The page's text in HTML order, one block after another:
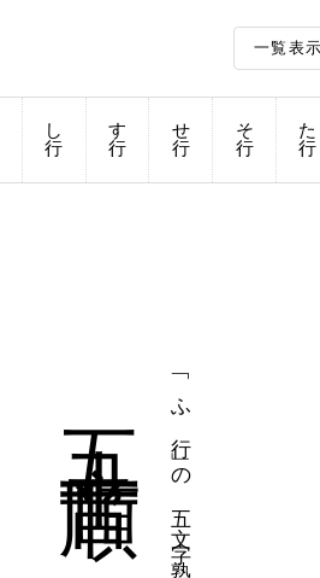
一覧表示
し
行
す
行
せ
行
そ
行
た
行
「ふ行」の五文字熟語